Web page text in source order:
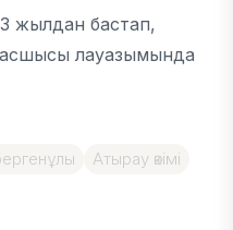
жылдан бастап,
басшысы лауазымында
Атырау әкімі